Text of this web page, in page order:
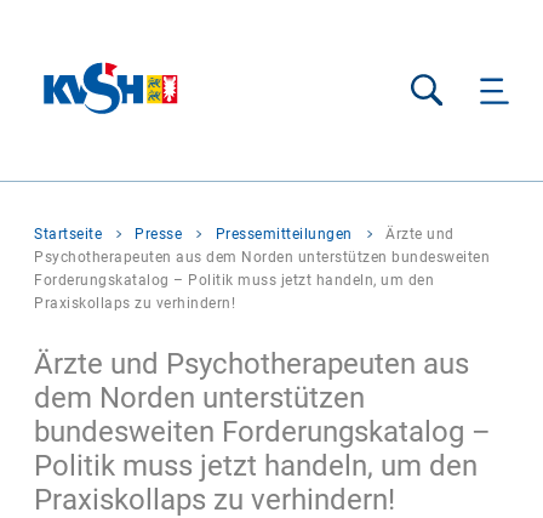
Suche
Sie
befinden
sich
hier:
Startseite Presse Pressemitteilungen
Ärzte und
Psychotherapeuten aus dem Norden unterstützen bundesweiten
Forderungskatalog – Politik muss jetzt handeln, um den
Praxiskollaps zu verhindern!
Ärzte und Psychotherapeuten aus
dem Norden unterstützen
bundesweiten Forderungskatalog –
Politik muss jetzt handeln, um den
Praxiskollaps zu verhindern!